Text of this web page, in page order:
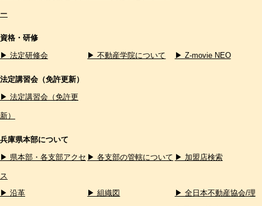
ー
資格・研修
▶ 法定研修会
▶ 不動産学院について ▶ Z-movie NEO
法定講習会（免許更新）
▶ 法定講習会（免許更
新）
兵庫県本部について
▶ 県本部・各支部アクセ
ス
▶ 各支部の管轄について ▶ 加盟店検索
▶ 沿革 ▶ 組織図 ▶ 全日本不動産協会/理